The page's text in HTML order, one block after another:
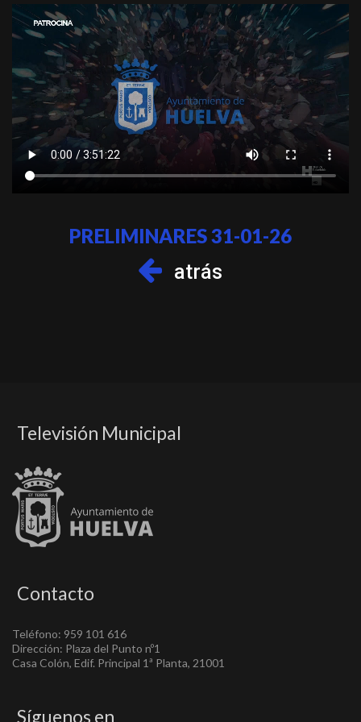
PRELIMINARES 31-01-26
atrás
Televisión Municipal
Contacto
Teléfono: 959 101 616
Dirección: Plaza del Punto nº1
Casa Colón, Edif. Principal 1ª Planta, 21001
Síguenos en